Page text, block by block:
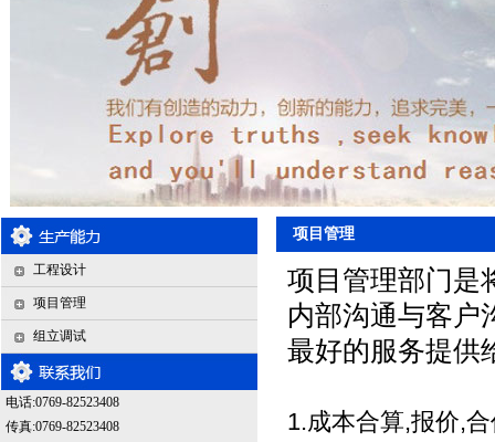
工程设计
项目管理
组立调试
电话:0769-82523408
传真:0769-82523408
项目管理
项目管理部门是
内部沟通与客户
最好的服务提供
1.成本合算,报价,